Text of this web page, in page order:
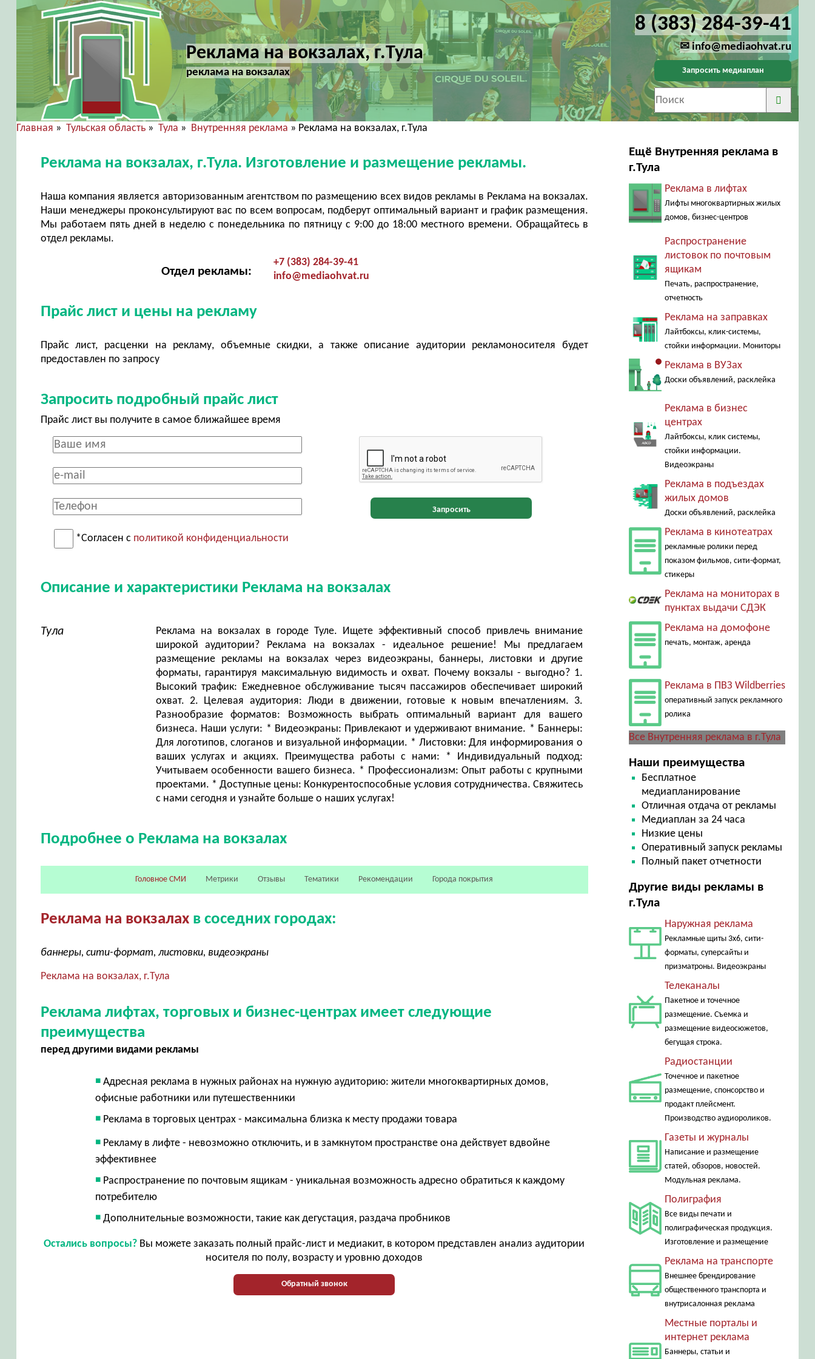
Реклама на вокзалах, г.Тула
реклама на вокзалах
8 (383) 284-39-41
✉ info@mediaohvat.ru
Запросить медиаплан
Главная » Тульская область» Тула » Внутренняя реклама » Реклама на вокзалах, г.Тула
Реклама на вокзалах, г.Тула. Изготовление и размещение рекламы.
Наша компания является авторизованным агентством по размещению всех видов рекламы в Реклама на вокзалах.
Наши менеджеры проконсультируют вас по всем вопросам, подберут оптимальный вариант и график размещения.
Мы работаем пять дней в неделю с понедельника по пятницу с 9:00 до 18:00 местного времени. Обращайтесь в
отдел рекламы.
Отдел рекламы:
+7 (383) 284-39-41
info@mediaohvat.ru
Прайс лист и цены на рекламу
Прайс лист, расценки на рекламу, объемные скидки, а также описание аудитории рекламоносителя будет
предоставлен по запросу
Запросить подробный прайс лист
Прайс лист вы получите в самое ближайшее время
*Согласен с политикой конфиденциальности
Запросить
Описание и характеристики Реклама на вокзалах
Тула
Реклама на вокзалах в городе Туле. Ищете эффективный способ привлечь внимание
широкой аудитории? Реклама на вокзалах - идеальное решение! Мы предлагаем
размещение рекламы на вокзалах через видеоэкраны, баннеры, листовки и другие
форматы, гарантируя максимальную видимость и охват. Почему вокзалы - выгодно? 1.
Высокий трафик: Ежедневное обслуживание тысяч пассажиров обеспечивает широкий
охват. 2. Целевая аудитория: Люди в движении, готовые к новым впечатлениям. 3.
Разнообразие форматов: Возможность выбрать оптимальный вариант для вашего
бизнеса. Наши услуги: * Видеоэкраны: Привлекают и удерживают внимание. * Баннеры:
Для логотипов, слоганов и визуальной информации. * Листовки: Для информирования о
ваших услугах и акциях. Преимущества работы с нами: * Индивидуальный подход:
Учитываем особенности вашего бизнеса. * Профессионализм: Опыт работы с крупными
проектами. * Доступные цены: Конкурентоспособные условия сотрудничества. Свяжитесь
с нами сегодня и узнайте больше о наших услугах!
Подробнее о Реклама на вокзалах
Головное СМИ Метрики Отзывы Тематики Рекомендации Города покрытия
Реклама на вокзалахв соседних городах:
баннеры, сити-формат, листовки, видеоэкраны
Реклама на вокзалах, г.Тула
Реклама лифтах, торговых и бизнес-центрах имеет следующие
преимущества
перед другими видами рекламы
Адресная реклама в нужных районах на нужную аудиторию: жители многоквартирных домов,
офисные работники или путешественники
Реклама в торговых центрах - максимальна близка к месту продажи товара
Рекламу в лифте - невозможно отключить, и в замкнутом пространстве она действует вдвойне
эффективнее
Распространение по почтовым ящикам - уникальная возможность адресно обратиться к каждому
потребителю
Дополнительные возможности, такие как дегустация, раздача пробников
Остались вопросы? Вы можете заказать полный прайс-лист и медиакит, в котором представлен анализ аудитории
носителя по полу, возрасту и уровню доходов
Обратный звонок
Ещё Внутренняя реклама в
г.Тула
Реклама в лифтах
Лифты многоквартирных жилых
домов, бизнес-центров
Распространение
листовок по почтовым
ящикам
Печать, распространение,
отчетность
Реклама на заправках
Лайтбоксы, клик-системы,
стойки информации. Мониторы
Реклама в ВУЗах
Доски объявлений, расклейка
Реклама в бизнес
центрах
Лайтбоксы, клик системы,
стойки информации.
Видеоэкраны
Реклама в подъездах
жилых домов
Доски объявлений, расклейка
Реклама в кинотеатрах
рекламные ролики перед
показом фильмов, сити-формат,
стикеры
Реклама на мониторах в
пунктах выдачи СДЭК
Реклама на домофоне
печать, монтаж, аренда
Реклама в ПВЗ Wildberries
оперативный запуск рекламного
ролика
Все Внутренняя реклама в г.Тула
Наши преимущества
Бесплатное
медиапланирование
Отличная отдача от рекламы
Медиаплан за 24 часа
Низкие цены
Оперативный запуск рекламы
Полный пакет отчетности
Другие виды рекламы в
г.Тула
Наружная реклама
Рекламные щиты 3х6, сити-
форматы, суперсайты и
призматроны. Видеоэкраны
Телеканалы
Пакетное и точечное
размещение. Съемка и
размещение видеосюжетов,
бегущая строка.
Радиостанции
Точечное и пакетное
размещение, спонсорство и
продакт плейсмент.
Производство аудиороликов.
Газеты и журналы
Написание и размещение
статей, обзоров, новостей.
Модульная реклама.
Полиграфия
Все виды печати и
полиграфическая продукция.
Изготовление и размещение
Реклама на транспорте
Внешнее брендирование
общественного транспорта и
внутрисалонная реклама
Местные порталы и
интернет реклама
Баннеры, статьи и